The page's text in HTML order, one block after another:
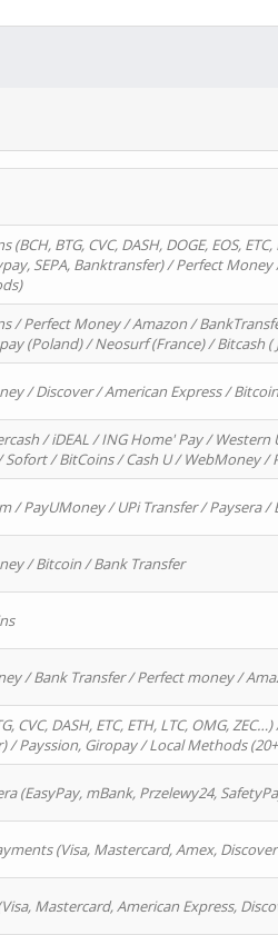
BTG, CVC, DASH, DOGE, EOS,
SEPA, Banktransfer) / Perfect
/ Perfect Money / Amazon /
(Poland) / Neosurf (France) / Bitcash
/ Discover / American Express / Bitcoin
/ iDEAL / ING Home' Pay / Western
/ BitCoins / Cash U / WebMoney /
/ PayUMoney / UPi Transfer / Paysera /
/ Bitcoin / Bank Transfer
/ Bank Transfer / Perfect money /
CVC, DASH, ETC, ETH, LTC, OMG,
/ Payssion, Giropay / Local Methods
(EasyPay, mBank, Przelewy24,
(Visa, Mastercard, Amex, Discover
Mastercard, American Express,